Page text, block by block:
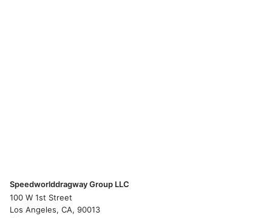
Speedworlddragway Group LLC
100 W 1st Street
Los Angeles, CA, 90013